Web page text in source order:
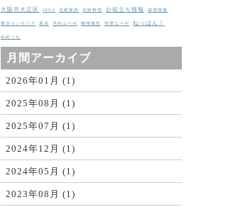
大阪市大正区 IKEA 北欧家具 北欧料理 お役立ち情報 採用情報
東京インテリア 家具 予約ユーザ 開発報告 管理ユーザ ねっぱん！
めめっち
月間アーカイブ
2026年01月 (1)
2025年08月 (1)
2025年07月 (1)
2024年12月 (1)
2024年05月 (1)
2023年08月 (1)